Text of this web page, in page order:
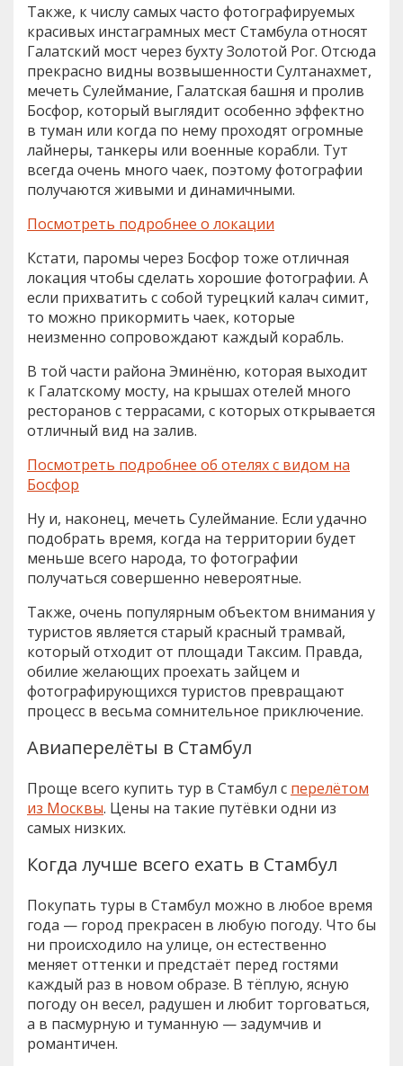
Также, к числу самых часто фотографируемых
красивых инстаграмных мест Стамбула относят
Галатский мост через бухту Золотой Рог. Отсюда
прекрасно видны возвышенности Султанахмет,
мечеть Сулеймание, Галатская башня и пролив
Босфор, который выглядит особенно эффектно
в туман или когда по нему проходят огромные
лайнеры, танкеры или военные корабли. Тут
всегда очень много чаек, поэтому фотографии
получаются живыми и динамичными.
Посмотреть подробнее о локации
Кстати, паромы через Босфор тоже отличная
локация чтобы сделать хорошие фотографии. А
если прихватить с собой турецкий калач симит,
то можно прикормить чаек, которые
неизменно сопровождают каждый корабль.
В той части района Эминёню, которая выходит
к Галатскому мосту, на крышах отелей много
ресторанов с террасами, с которых открывается
отличный вид на залив.
Посмотреть подробнее об отелях с видом на
Босфор
Ну и, наконец, мечеть Сулеймание. Если удачно
подобрать время, когда на территории будет
меньше всего народа, то фотографии
получаться совершенно невероятные.
Также, очень популярным объектом внимания у
туристов является старый красный трамвай,
который отходит от площади Таксим. Правда,
обилие желающих проехать зайцем и
фотографирующихся туристов превращают
процесс в весьма сомнительное приключение.
Авиаперелёты в Стамбул
Проще всего купить тур в Стамбул с перелётом
из Москвы. Цены на такие путёвки одни из
самых низких.
Когда лучше всего ехать в Стамбул
Покупать туры в Стамбул можно в любое время
года — город прекрасен в любую погоду. Что бы
ни происходило на улице, он естественно
меняет оттенки и предстаёт перед гостями
каждый раз в новом образе. В тёплую, ясную
погоду он весел, радушен и любит торговаться,
а в пасмурную и туманную — задумчив и
романтичен.